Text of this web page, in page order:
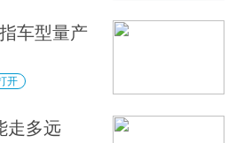
车型量产
开
走多远